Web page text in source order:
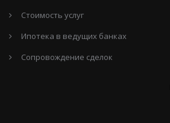
Стоимость услуг
Ипотека в ведущих банках
Сопровождение сделок